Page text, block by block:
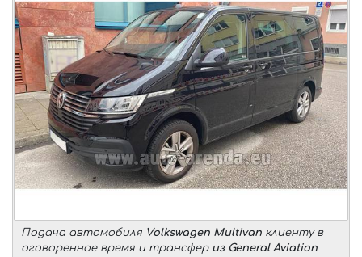
Подача автомобиля Volkswagen Multivan клиенту в
оговоренное время и трансфер из General Aviation